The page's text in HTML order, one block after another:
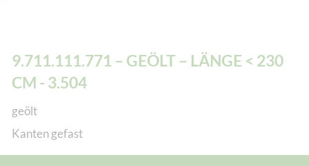
9.711.111.771 – GEÖLT – LÄNGE < 230
CM - 3.504
geölt
Kanten gefast